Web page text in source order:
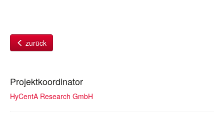
zurück
Projektkoordinator
HyCentA Research GmbH